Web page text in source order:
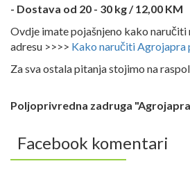
- Dostava od 20 - 30 kg / 12,00 KM
Ovdje imate pojašnjeno kako naručiti
adresu >>>> Kako naručiti Agrojapra
Za sva ostala pitanja stojimo na
Poljoprivredna zadruga
Facebook komentari